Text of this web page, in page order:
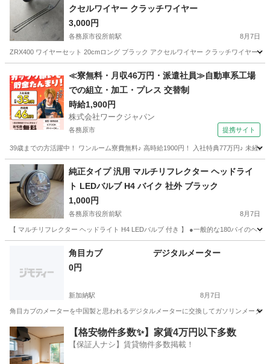
クセルワイヤー クラッチワイヤー
3,000円
各務原市役所前駅 8月7日
ZRX400 ワイヤーセット 20cmロング ブラック アクセルワイヤー クラッチワイヤー
各務原市役所前駅 カワサキ
≪寮無料・月収46万円・派遣社員≫自動車系工場
での組立・加工・プレス 交替制
時給1,900円
株式会社ワークジャパン
各務原市 提携サイト
39歳までの方活躍中！ ワンルーム寮費無料♪ 高時給1900円！ 入社特典77万円♪ 未経
岐阜 各務原市 その他
純正タイプ 汎用 マルチリフレクター ヘッドライ
ト LEDバルブ H4 バイク 社外 ブラック
1,000円
各務原市役所前駅 8月7日
【 マルチリフレクター ヘッドライト H4 LEDバルブ 付き 】 ●一般的な180パイのヘ
各務原市役所前駅 その他
角目カブ デジタルメーター
0円
新加納駅 8月7日
角目カブのメーターを中国製と思われるデジタルメーターに交換してガソリンメータ
岐阜 各務原市 新加納駅 ホンダ デジタルメーター
【格安物件多数✨】家賃4万円以下多数
【保証人ナシ】賃貸物件多数掲載！